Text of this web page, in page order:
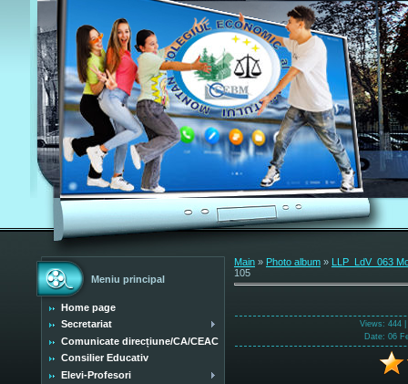
Meniu principal
Home page
Secretariat
Comunicate direcțiune/CA/CEAC
Consilier Educativ
Elevi-Profesori
Main » Photo album » LLP_LdV_063
105
Views: 444 |
Date: 06